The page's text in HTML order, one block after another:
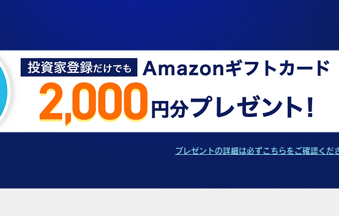
プレゼントの詳細は必ずこちらをご確認くだ